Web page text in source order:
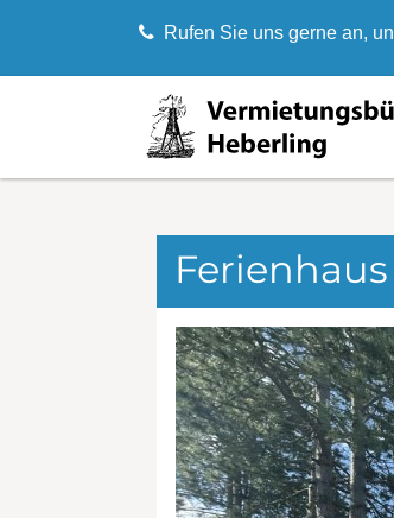
Rufen Sie uns gerne an,